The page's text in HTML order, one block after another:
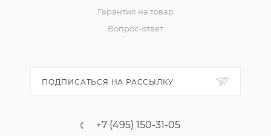
Гарантия на товар
Вопрос-ответ
ПОДПИСАТЬСЯ НА РАССЫЛКУ
+7 (495) 150-31-05